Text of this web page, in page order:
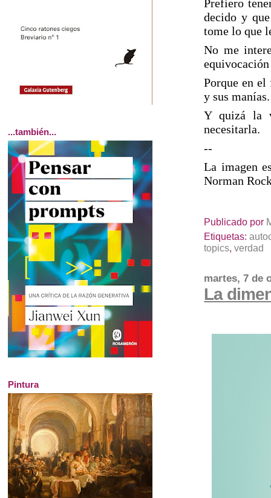
Prefiero
decido y
tome lo que
No me
Porque en el
y sus manías.
Y quizá la
necesitarla.
--
La imagen
Norman
Publicado por
Etiquetas:
topics,verdad
martes, 7 de
La
...también...
Pintura